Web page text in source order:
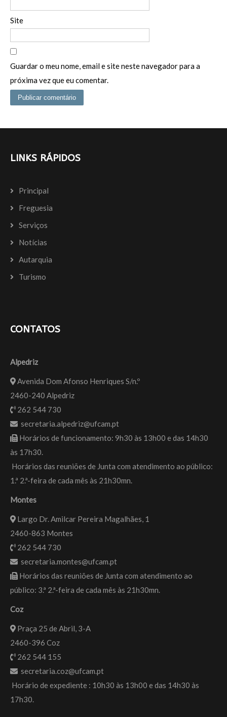
Site
Guardar o meu nome, email e site neste navegador para a
próxima vez que eu comentar.
LINKS RÁPIDOS
Principal
Freguesia
Serviços
Notícias
Autarquia
Turismo
CONTATOS
Alpedriz
Avenida Dom Afonso Henriques S/n.º
2460-240 Alpedriz
262 544 730
secretaria.alpedriz@ufcam.pt
Horários de funcionamento: 9h30 às 13h00 e das 14h30
às 17h30.
Horários das reuniões de Junta com atendimento ao público:
1.ª 2.ª-feira de cada mês às 21h30mn.
Montes
Largo Dr. Amilcar Pereira Magalhães, 1
2460-863 Montes
262 544 730
secretaria.montes@ufcam.pt
Horários das reuniões de Junta com atendimento ao
público: 3.ª 2.ª-feira de cada mês às 21h30mn.
Coz
Praça 25 de Abril, 3-A
2460-396 Coz
262 544 155
secretaria.coz@ufcam.pt
Horário de expediente : 10h30 às 13h00 e das 14h30 às
17h30.